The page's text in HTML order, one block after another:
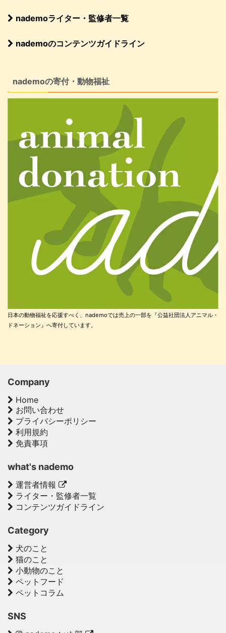
nademoライター・監修者一覧
nademoのコンテンツガイドライン
nademoの寄付・動物福祉
日本の動物福祉を応援すべく、nademoでは売上の一部を『公益社団法人アニマル・
ドネーション』へ寄付しています。
Company
Home
お問い合わせ
プライバシーポリシー
利用規約
免責事項
what's nademo
運営者情報
ライター・監修者一覧
コンテンツガイドライン
Category
犬のこと
猫のこと
小動物のこと
ペットフード
ペットコラム
SNS